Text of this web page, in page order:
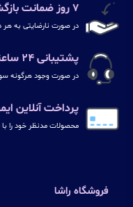
۷ روز ضمانت بازگشت
در صورت نارضایتی به هر
پشتیبانی ۲۴ ساعته
در صورت وجود هرگونه
پرداخت آنلاین
محصولات مدنظر خود را
فروشگاه راشا